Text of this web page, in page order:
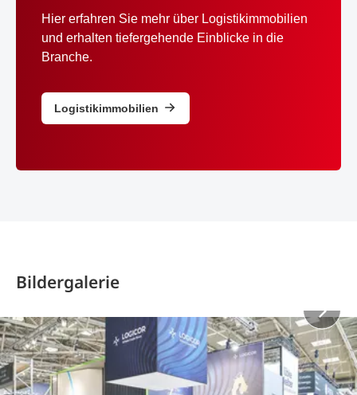
Hier erfahren Sie mehr über Logistikimmobilien
und erhalten tiefergehende Einblicke in die
Branche.
Logistikimmobilien
Bildergalerie